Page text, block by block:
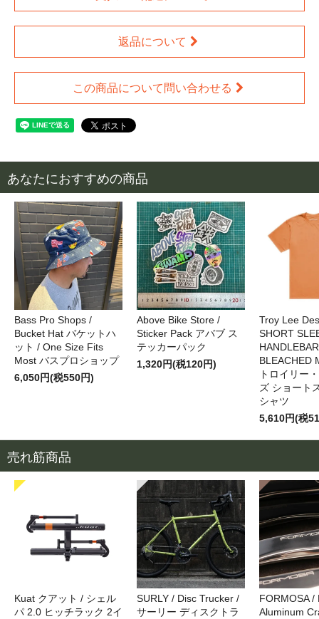
返品について
この商品について問い合わせる
あなたにおすすめの商品
Bass Pro Shops /
Bucket Hat バケットハ
ット / One Size Fits
Most バスプロショップ
6,050円(税550円)
Above Bike Store /
Sticker Pack アバブ ス
テッカーパック
1,320円(税120円)
Troy Lee
SHORT
BLEACHED
トロイリー
ズ ショート
シャツ
5,610円(税
売れ筋商品
Kuat クアット / シェル
パ 2.0 ヒッチラック 2イ
SURLY / Disc Trucker /
サーリー ディスクトラ
FORMOSA /
Aluminum